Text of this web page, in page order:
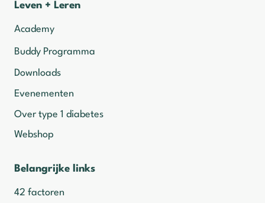
Leven + Leren
Academy
Buddy Programma
Downloads
Evenementen
Over type 1 diabetes
Webshop
Belangrijke links
42 factoren